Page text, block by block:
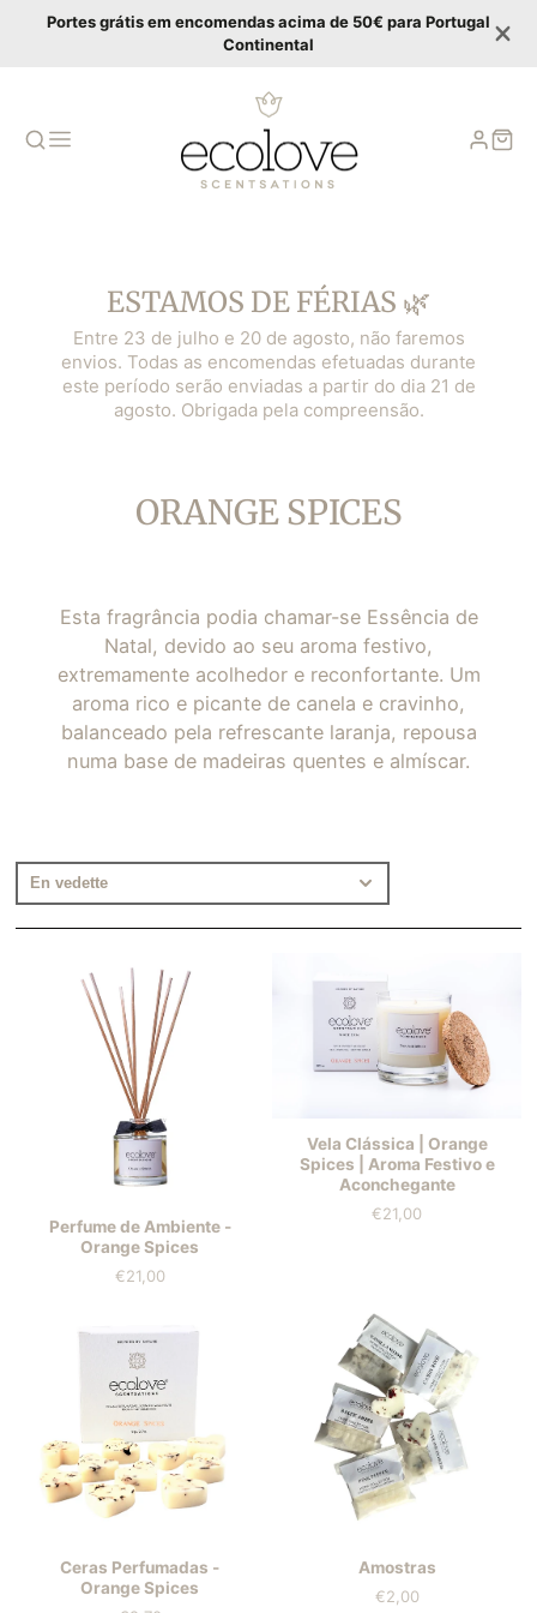
Portes grátis em encomendas acima de 50€ para Portugal
Continental
ESTAMOS DE FÉRIAS 🌿
Entre 23 de julho e 20 de agosto, não faremos
envios. Todas as encomendas efetuadas durante
este período serão enviadas a partir do dia 21 de
agosto. Obrigada pela compreensão.
COLLECTION:
ORANGE SPICES
Esta fragrância podia chamar-se Essência de
Natal, devido ao seu aroma festivo,
extremamente acolhedor e reconfortante. Um
aroma rico e picante de canela e cravinho,
balanceado pela refrescante laranja, repousa
numa base de madeiras quentes e almíscar.
Perfume de Ambiente -
Orange Spices
Prix
€21,00
Vela Clássica | Orange
Spices | Aroma Festivo e
Aconchegante
Prix
€21,00
Ceras Perfumadas -
Orange Spices
Amostras
Prix
€2,00